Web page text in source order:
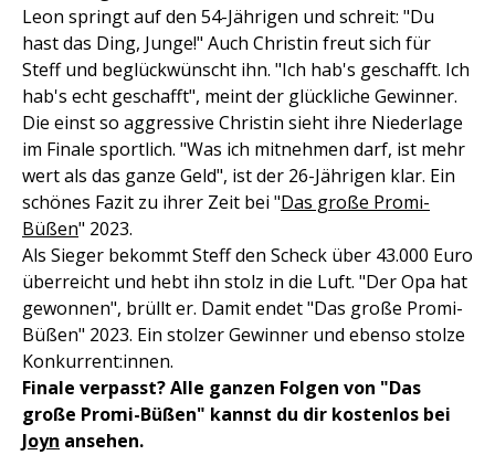
Leon springt auf den 54-Jährigen und schreit: "Du
hast das Ding, Junge!" Auch Christin freut sich für
Steff und beglückwünscht ihn. "Ich hab's geschafft. Ich
hab's echt geschafft", meint der glückliche Gewinner.
Die einst so aggressive Christin sieht ihre Niederlage
im Finale sportlich. "Was ich mitnehmen darf, ist mehr
wert als das ganze Geld", ist der 26-Jährigen klar. Ein
schönes Fazit zu ihrer Zeit bei "Das große Promi-
Büßen" 2023.
Als Sieger bekommt Steff den Scheck über 43.000 Euro
überreicht und hebt ihn stolz in die Luft. "Der Opa hat
gewonnen", brüllt er. Damit endet "Das große Promi-
Büßen" 2023. Ein stolzer Gewinner und ebenso stolze
Konkurrent:innen.
Finale verpasst? Alle ganzen Folgen von "Das
große Promi-Büßen" kannst du dir kostenlos bei
Joyn ansehen.